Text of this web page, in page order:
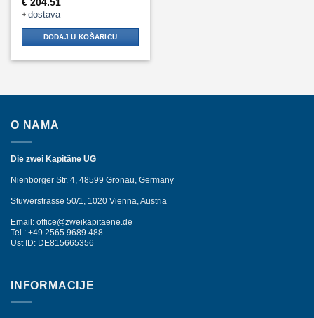
€ 204.51
+dostava
DODAJ U KOŠARICU
O NAMA
Die zwei Kapitäne UG
---------------------------------
Nienborger Str. 4, 48599 Gronau, Germany
---------------------------------
Stuwerstrasse 50/1, 1020 Vienna, Austria
---------------------------------
Email: office@zweikapitaene.de
Tel.: +49 2565 9689 488
Ust ID: DE815665356
INFORMACIJE